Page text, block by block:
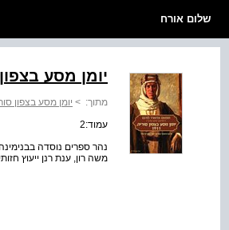
שלום אורח
יומן מסע בצפון
מתוך: > יומן מסע בצפון סוריה,
עמוד:2
משה רון, ענת רנן ייעוץ